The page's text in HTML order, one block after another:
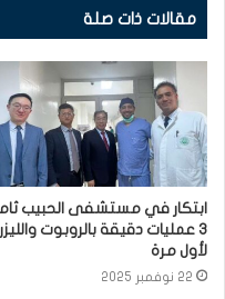
مقالات ذات صلة
ابتكار في مستشفى الحبيب
3 عمليات دقيقة بالروبوت والليزر
لأول مرة
22 نوفمبر 2025